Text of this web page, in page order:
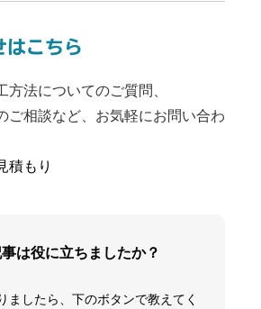
はこちら
法についてのご質問、
ご相談など、お気軽にお問い合わ
積もり
は役に立ちましたか？
ましたら、下のボタンで教えてく